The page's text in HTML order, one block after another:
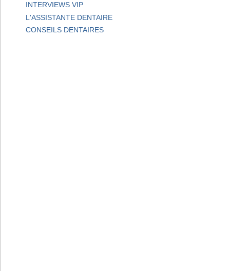
INTERVIEWS VIP
L'ASSISTANTE DENTAIRE
CONSEILS DENTAIRES